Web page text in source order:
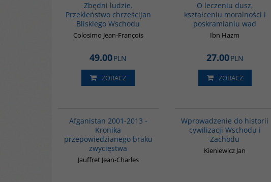
Zbędni ludzie.
Przekleństwo chrześcijan
Bliskiego Wschodu
Colosimo Jean-François
49.00PLN
ZOBACZ
O leczeniu dusz,
kształceniu moralności i
poskramianiu wad
Ibn Hazm
27.00PLN
ZOBACZ
Afganistan 2001-2013 -
Kronika
przepowiedzianego braku
zwycięstwa
Jauffret Jean-Charles
Wprowadzenie do historii
cywilizacji Wschodu i
Zachodu
Kieniewicz Jan